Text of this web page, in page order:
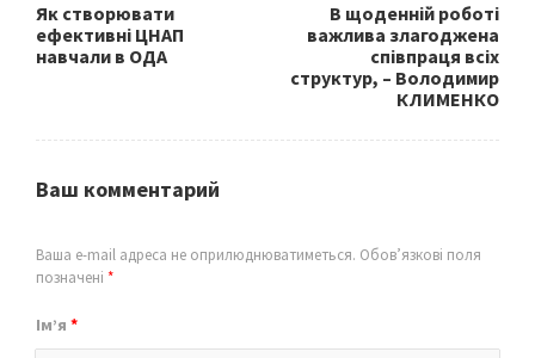
Як створювати
ефективні ЦНАП
навчали в ОДА
В щоденній роботі
важлива злагоджена
співпраця всіх
структур, – Володимир
КЛИМЕНКО
Ваш комментарий
Ваша e-mail адреса не оприлюднюватиметься. Обов’язкові поля
позначені *
Ім’я *